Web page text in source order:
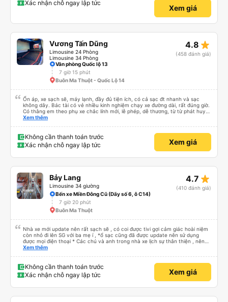
Xác nhận chỗ ngay lập tức
Xem giá
Vương Tấn Dũng
Limousine 24 Phòng
Limousine 34 Phòng
4.8 star_rate
(458 đánh giá)
Văn phòng Quốc lộ 13
7 giờ 15 phút
Buôn Ma Thuột - Quốc Lộ 14
Ổn áp, xe sạch sẽ, máy lạnh, đầy đủ tiện ích, có cả sạc đt nhanh và sạc
không dây. Bác tài có vẻ nhiều kinh nghiệm chạy xe đường dài, rất đúng giờ.
Có thằng em theo phụ xe chắc lính mới, lễ phép, dễ thương, từ từ phát huy
nhé em trai. 😊
Xem thêm
Không cần thanh toán trước
Xác nhận chỗ ngay lập tức
Xem giá
Bảy Lang
Limousine 34 giường
4.7 star_rate
(410 đánh giá)
Bến xe Miền Đông Cũ (Dãy số 6, ô C14)
7 giờ 20 phút
Buôn Ma Thuột
Nhà xe mới update nên rất sạch sẽ , có coi được tivi gợi cảm giác hoài niệm
còn nhỏ đi lên SG với ba mẹ í , *ổ sạc cũng đã được update nên sử dụng
được mọi điện thoại * Các chú và anh trong nhà xe lịch sự thân thiện , nên
các bạn yên tâm , giá còn phù hợp nữa nói chung oki la ngen , ai có nhu cầu
Xem thêm
Không cần thanh toán trước
Xác nhận chỗ ngay lập tức
Xem giá